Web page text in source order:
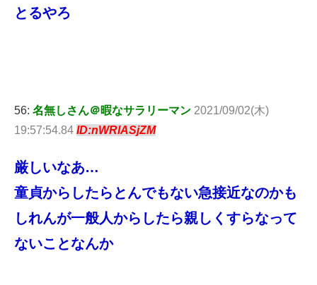
とるやろ
56: 名無しさん＠暇なサラリーマン 2021/09/02(木)
19:57:54.84 ID:nWRlASjZM
厳しいなあ…
童貞からしたらとんでもない急接近なのかも
しれんが一般人からしたら親しくすらなって
ないことなんか